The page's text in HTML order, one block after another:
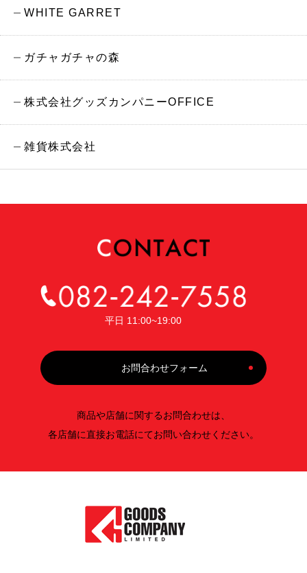
WHITE GARRET
ガチャガチャの森
株式会社グッズカンパニーOFFICE
雑貨株式会社
平日 11:00~19:00
お問合わせフォーム
商品や店舗に関するお問合わせは、
各店舗に直接お電話にてお問い合わせください。